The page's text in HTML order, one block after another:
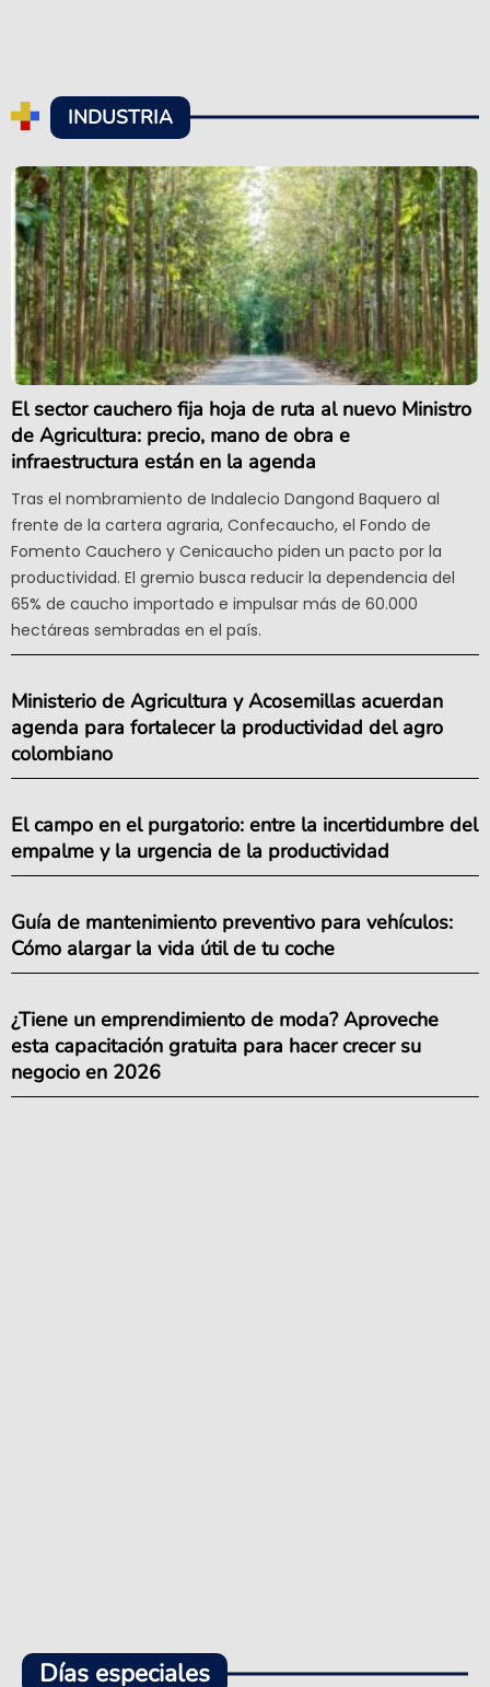
INDUSTRIA
El sector cauchero fija hoja de ruta al nuevo Ministro
de Agricultura: precio, mano de obra e
infraestructura están en la agenda
Tras el nombramiento de Indalecio Dangond Baquero al
frente de la cartera agraria, Confecaucho, el Fondo de
Fomento Cauchero y Cenicaucho piden un pacto por la
productividad. El gremio busca reducir la dependencia del
65% de caucho importado e impulsar más de 60.000
hectáreas sembradas en el país.
Ministerio de Agricultura y Acosemillas acuerdan
agenda para fortalecer la productividad del agro
colombiano
El campo en el purgatorio: entre la incertidumbre del
empalme y la urgencia de la productividad
Guía de mantenimiento preventivo para vehículos:
Cómo alargar la vida útil de tu coche
¿Tiene un emprendimiento de moda? Aproveche
esta capacitación gratuita para hacer crecer su
negocio en 2026
Días especiales